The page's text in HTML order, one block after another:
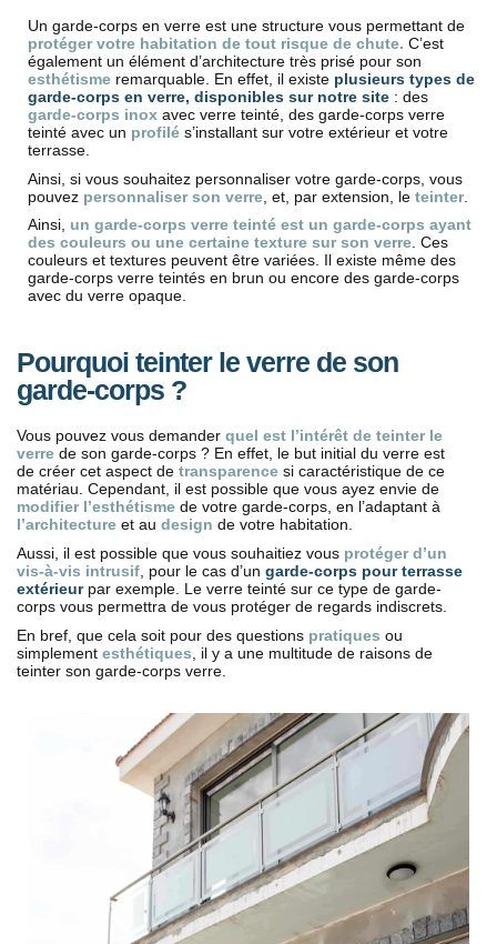
Un garde-corps en verre est une structure vous permettant de
protéger votre habitation de tout risque de chute. C’est
également un élément d’architecture très prisé pour son
esthétisme remarquable. En effet, il existe plusieurs types de
garde-corps en verre, disponibles sur notre site : des
garde-corps inox avec verre teinté, des garde-corps verre
teinté avec un profilé s’installant sur votre extérieur et votre
terrasse.
Ainsi, si vous souhaitez personnaliser votre garde-corps, vous
pouvez personnaliser son verre , et, par extension, le teinter.
Ainsi, un garde-corps verre teinté est un garde-corps ayant
des couleurs ou une certaine texture sur son verre. Ces
couleurs et textures peuvent être variées. Il existe même des
garde-corps verre teintés en brun ou encore des garde-corps
avec du verre opaque.
Pourquoi teinter le verre de son
garde-corps ?
Vous pouvez vous demander quel est l’intérêt de teinter le
verre de son garde-corps ? En effet, le but initial du verre est
de créer cet aspect de transparence si caractéristique de ce
matériau. Cependant, il est possible que vous ayez envie de
modifier l’esthétisme de votre garde-corps, en l’adaptant à
l’architecture et au design de votre habitation.
Aussi, il est possible que vous souhaitiez vous protéger d’un
vis-à-vis intrusif , pour le cas d’un garde-corps pour terrasse
extérieurpar exemple. Le verre teinté sur ce type de garde-
corps vous permettra de vous protéger de regards indiscrets.
En bref, que cela soit pour des questions pratiques ou
simplement esthétiques , il y a une multitude de raisons de
teinter son garde-corps verre.